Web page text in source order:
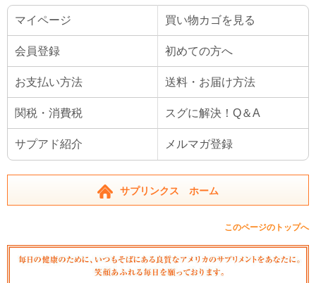
マイページ 買い物カゴを見る
会員登録 初めての方へ
お支払い方法 送料・お届け方法
関税・消費税 スグに解決！Q＆A
サプアド紹介 メルマガ登録
サプリンクス ホーム
このページのトップへ